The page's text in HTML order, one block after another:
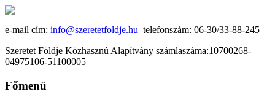
e-mail cím: info@szeretetfoldje.hu telefonszám: 06-30/33-88-245
Szeretet Földje Közhasznú Alapítvány számlaszáma:10700268-
04975106-51100005
Főmenü